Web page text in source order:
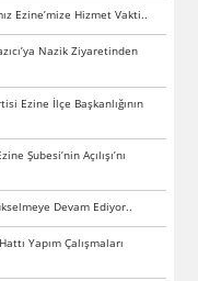
Ezine’mize Hizmet Vakti..
Nazik Ziyaretinden
Ezine İlçe Başkanlığının
Şubesi’nin Açılışı’nı
Devam Ediyor..
Yapım Çalışmaları